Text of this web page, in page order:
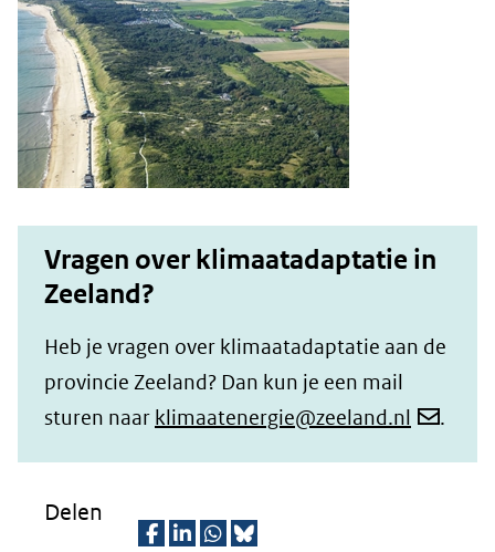
Vragen over klimaatadaptatie in
Zeeland?
Heb je vragen over klimaatadaptatie aan de
provincie Zeeland? Dan kun je een mail
sturen naar klimaatenergie@zeeland.nl .
Delen